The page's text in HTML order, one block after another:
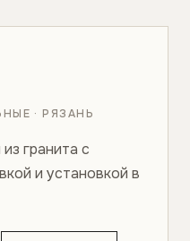
· РЯЗАНЬ
гранита с
и установкой в